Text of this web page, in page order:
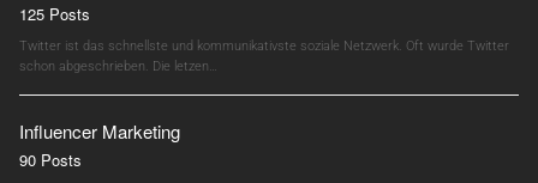
125 Posts
Twitter ist das schnellste und kommunikativste soziale Netzwerk. Oft wurde Twitter
schon abgeschrieben. Die letzen…
Influencer Marketing
90 Posts